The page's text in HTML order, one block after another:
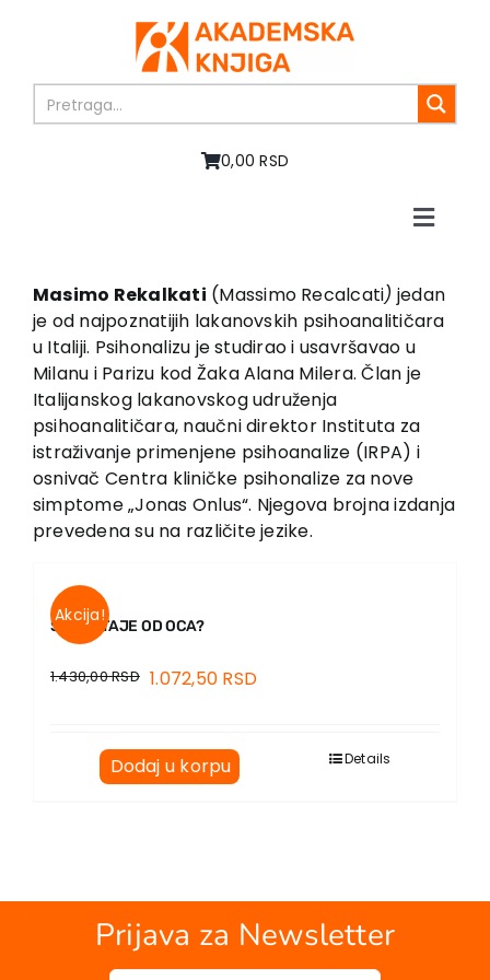
0,00 RSD
Toggle
O nama
Knjige
U pripremi
Akcija
Autori
Vesti
EU PROJEKTI
Kontakt
Masimo Rekalkati (Massimo Recalcati) jedan
je od najpoznatijih lakanovskih psihoanalitičara
u Italiji. Psihonalizu je studirao i usavršavao u
Milanu i Parizu kod Žaka Alana Milera. Član je
Italijanskog lakanovskog udruženja
psihoanalitičara, naučni direktor Instituta za
istraživanje primenjene psihoanalize (IRPA) i
osnivač Centra kliničke psihonalize za nove
simptome „Jonas Onlus“. Njegova brojna izdanja
prevedena su na različite jezike.
Akcija!
ŠTA OSTAJE OD OCA?
1.430,00RSD 1.072,50 RSD
Dodaj u korpu Details
Prijava za Newsletter